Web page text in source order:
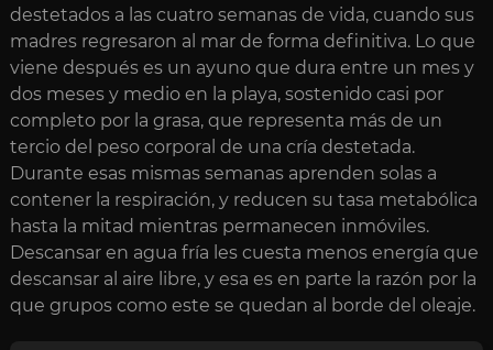
destetados a las cuatro semanas de vida, cuando sus
madres regresaron al mar de forma definitiva. Lo que
viene después es un ayuno que dura entre un mes y
dos meses y medio en la playa, sostenido casi por
completo por la grasa, que representa más de un
tercio del peso corporal de una cría destetada.
Durante esas mismas semanas aprenden solas a
contener la respiración, y reducen su tasa metabólica
hasta la mitad mientras permanecen inmóviles.
Descansar en agua fría les cuesta menos energía que
descansar al aire libre, y esa es en parte la razón por la
que grupos como este se quedan al borde del oleaje.